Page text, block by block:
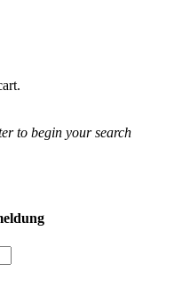
to begin your search